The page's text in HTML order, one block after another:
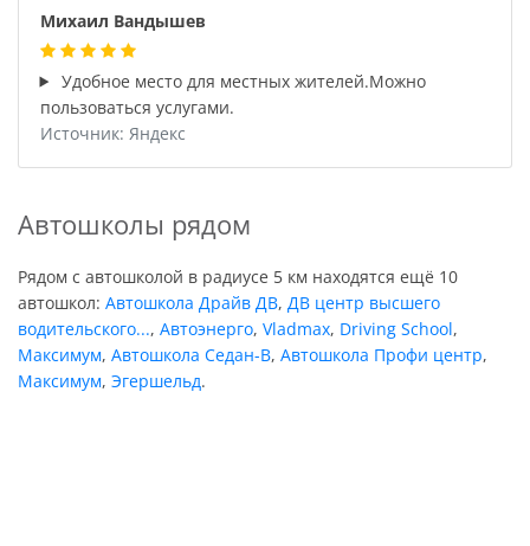
Михаил Вандышев
Удобное место для местных жителей.Можно
пользоваться услугами.
Источник: Яндекс
Автошколы рядом
Рядом с автошколой в радиусе 5 км находятся ещё 10
автошкол: Автошкола Драйв ДВ, ДВ центр высшего
водительского..., Автоэнерго, Vladmax, Driving School,
Максимум, Автошкола Седан-В, Автошкола Профи центр,
Максимум, Эгершельд.